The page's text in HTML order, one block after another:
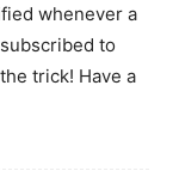
whenever a
to
trick! Have a